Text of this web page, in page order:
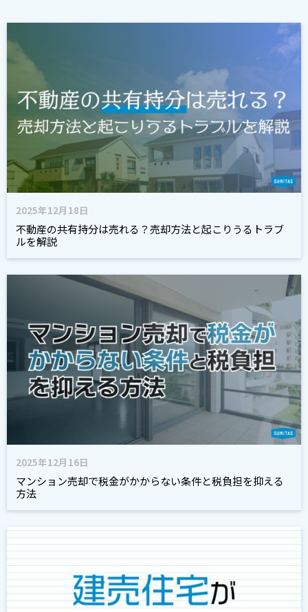
2025年12月18日
不動産の共有持分は売れる？売却方法と起こりうるトラブ
ルを解説
2025年12月16日
マンション売却で税金がかからない条件と税負担を抑える
方法